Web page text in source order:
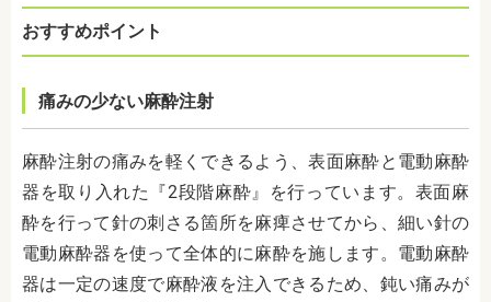
おすすめポイント
痛みの少ない麻酔注射
麻酔注射の痛みを軽くできるよう、表面麻酔と電動麻酔
器を取り入れた『2段階麻酔』を行っています。表面麻
酔を行って針の刺さる箇所を麻痺させてから、細い針の
電動麻酔器を使って全体的に麻酔を施します。電動麻酔
器は一定の速度で麻酔液を注入できるため、鈍い痛みが